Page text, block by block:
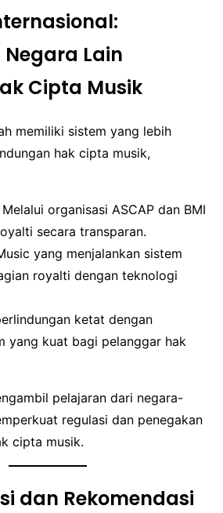
Lain
Cipta Musik
memiliki sistem yang lebih
hak cipta musik,
Melalui organisasi ASCAP dan BMI
secara transparan.
yang menjalankan sistem
royalti dengan teknologi
ketat dengan
yang kuat bagi pelanggar hak
pelajaran dari negara-
regulasi dan penegakan
cipta musik.
dan Rekomendasi